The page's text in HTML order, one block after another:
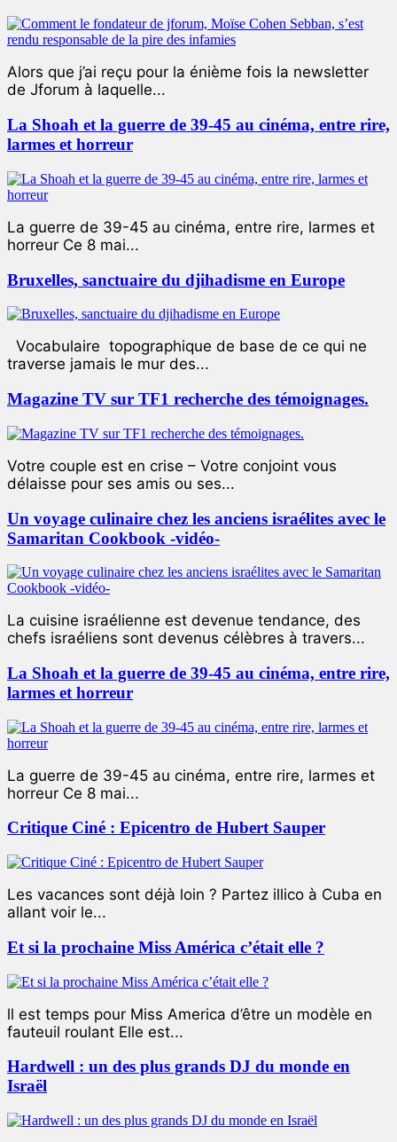
Alors que j’ai reçu pour la énième fois la newsletter
de Jforum à laquelle...
La Shoah et la guerre de 39-45 au cinéma, entre rire,
larmes et horreur
La guerre de 39-45 au cinéma, entre rire, larmes et
horreur Ce 8 mai...
Bruxelles, sanctuaire du djihadisme en Europe
Vocabulaire topographique de base de ce qui ne
traverse jamais le mur des...
Magazine TV sur TF1 recherche des témoignages.
Votre couple est en crise – Votre conjoint vous
délaisse pour ses amis ou ses...
Un voyage culinaire chez les anciens israélites avec le
Samaritan Cookbook -vidéo-
La cuisine israélienne est devenue tendance, des
chefs israéliens sont devenus célèbres à travers...
La Shoah et la guerre de 39-45 au cinéma, entre rire,
larmes et horreur
La guerre de 39-45 au cinéma, entre rire, larmes et
horreur Ce 8 mai...
Critique Ciné : Epicentro de Hubert Sauper
Les vacances sont déjà loin ? Partez illico à Cuba en
allant voir le...
Et si la prochaine Miss América c’était elle ?
ll est temps pour Miss America d’être un modèle en
fauteuil roulant Elle est...
Hardwell : un des plus grands DJ du monde en
Israël